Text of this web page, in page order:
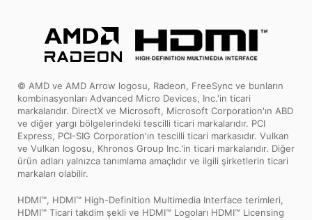
© AMD ve AMD Arrow logosu, Radeon, FreeSync ve bunların
kombinasyonları Advanced Micro Devices, Inc.'in ticari
markalarıdır. DirectX ve Microsoft, Microsoft Corporation'ın ABD
ve diğer yargı bölgelerindeki tescilli ticari markalarıdır. PCI
Express, PCI-SIG Corporation'ın tescilli ticari markasıdır. Vulkan
ve Vulkan logosu, Khronos Group Inc.'in ticari markalarıdır. Diğer
ürün adları yalnızca tanımlama amaçlıdır ve ilgili şirketlerin ticari
markaları olabilir.
HDMI™, HDMI™ High-Definition Multimedia Interface terimleri,
HDMI™ Ticari takdim şekli ve HDMI™ Logoları HDMI™ Licensing